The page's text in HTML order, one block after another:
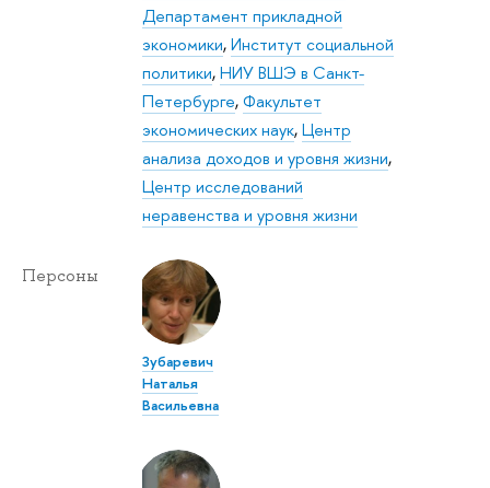
Департамент прикладной
экономики,Институт социальной
политики,НИУ ВШЭ в Санкт-
Петербурге,Факультет
экономических наук,Центр
анализа доходов и уровня жизни,
Центр исследований
неравенства и уровня жизни
Персоны
Зубаревич
Наталья
Васильевна